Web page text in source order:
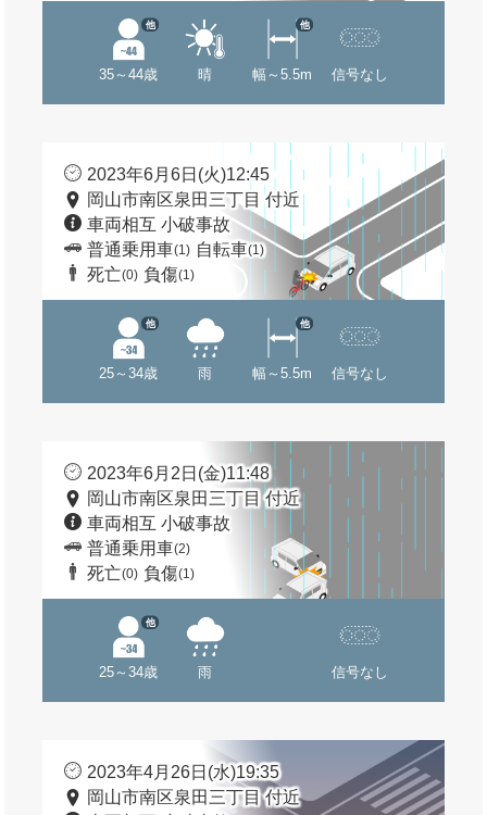
35～44歳
他
晴 幅～5.5m
他
信号なし
2023年6月6日(火)12:45
岡山市南区泉田三丁目 付近
車両相互 小破事故
普通乗用車(1) 自転車(1)
死亡(0) 負傷(1)
25～34歳
他
雨 幅～5.5m
他
信号なし
2023年6月2日(金)11:48
岡山市南区泉田三丁目 付近
車両相互 小破事故
普通乗用車(2)
死亡(0) 負傷(1)
25～34歳
他
雨 信号なし
2023年4月26日(水)19:35
岡山市南区泉田三丁目 付近